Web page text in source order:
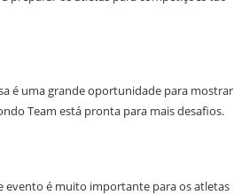
é uma grande oportunidade para mostrar
Team está pronta para mais desafios.
evento é muito importante para os atletas